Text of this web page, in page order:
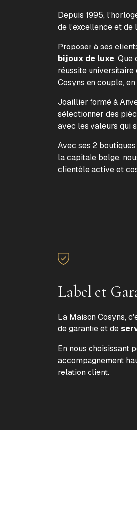
Depuis 1995,
de l’excellence et de
Proposer à ses
bijoux de luxe. Que
réussite universitaire
Cosyns en couple,
Joaillier formé à
sélectionner des
avec les valeurs qui
Avec ses 2
la capitale belge,
clientèle active et
Label et
La Maison Cosyns,
de garantie et de
En nous choisissant
accompagnement
relation client.